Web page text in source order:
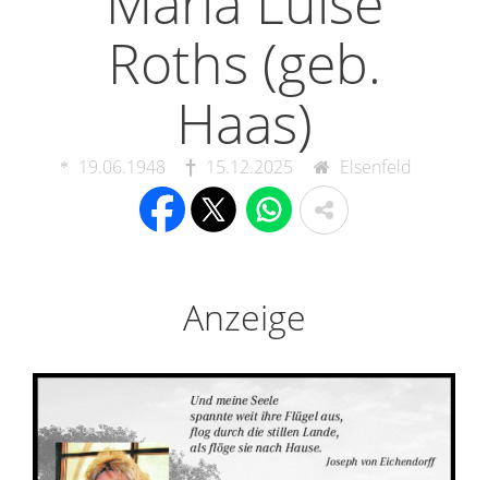
Roths (geb.
Haas)
19.06.1948 15.12.2025 Elsenfeld
Anzeige